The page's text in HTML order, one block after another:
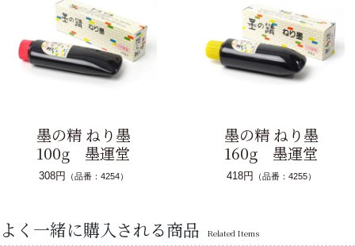
墨の精 ねり墨
100g 墨運堂
308円 （品番：4254）
墨の精 ねり墨
160g 墨運堂
418円 （品番：4255）
よく一緒に購入される商品 Related Items